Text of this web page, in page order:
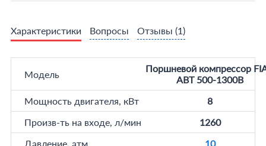
Характеристики Вопросы Отзывы (1)
Модель
Поршневой компрессор
ABT 500-1300B
Мощность двигателя, кВт
8
Произв-ть на входе, л/мин
1260
Давление, атм
10